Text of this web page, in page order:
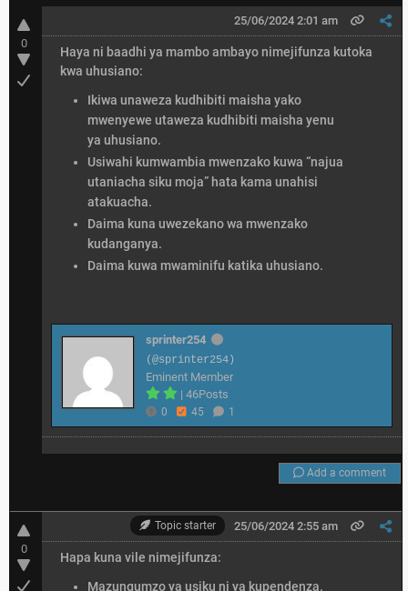
0
25/06/2024 2:01 am
Haya ni baadhi ya mambo ambayo nimejifunza kutoka
kwa uhusiano:
Ikiwa unaweza kudhibiti maisha yako
mwenyewe utaweza kudhibiti maisha yenu
ya uhusiano.
Usiwahi kumwambia mwenzako kuwa “najua
utaniacha siku moja” hata kama unahisi
atakuacha.
Daima kuna uwezekano wa mwenzako
kudanganya.
Daima kuwa mwaminifu katika uhusiano.
sprinter254
(@sprinter254)
Eminent Member
| 46Posts
0 45 1
Add a comment
0
25/06/2024 2:55 am
Topic starter
Hapa kuna vile nimejifunza:
Mazungumzo ya usiku ni ya kupendenza.